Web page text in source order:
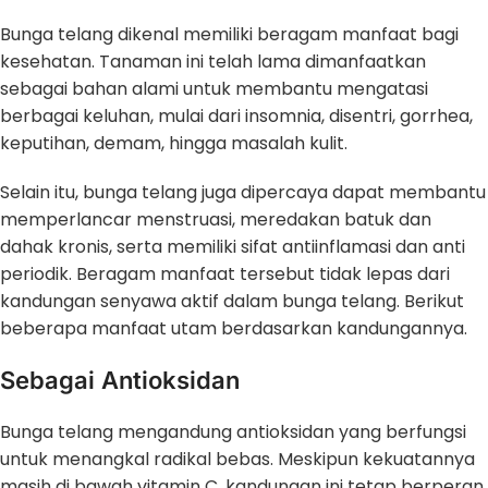
Bunga telang dikenal memiliki beragam manfaat bagi
kesehatan. Tanaman ini telah lama dimanfaatkan
sebagai bahan alami untuk membantu mengatasi
berbagai keluhan, mulai dari insomnia, disentri, gorrhea,
keputihan, demam, hingga masalah kulit.
Selain itu, bunga telang juga dipercaya dapat membantu
memperlancar menstruasi, meredakan batuk dan
dahak kronis, serta memiliki sifat antiinflamasi dan anti
periodik. Beragam manfaat tersebut tidak lepas dari
kandungan senyawa aktif dalam bunga telang. Berikut
beberapa manfaat utam berdasarkan kandungannya.
Sebagai Antioksidan
Bunga telang mengandung antioksidan yang berfungsi
untuk menangkal radikal bebas. Meskipun kekuatannya